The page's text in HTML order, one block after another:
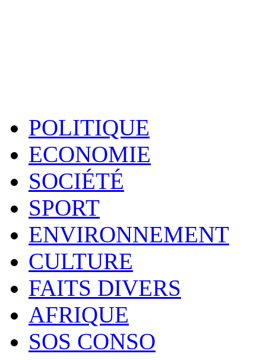
POLITIQUE
ECONOMIE
SOCIÉTÉ
SPORT
ENVIRONNEMENT
CULTURE
FAITS DIVERS
AFRIQUE
SOS CONSO